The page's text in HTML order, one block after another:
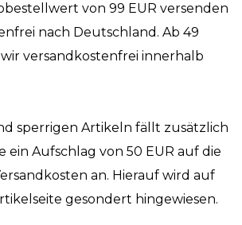
von 99 EUR versenden
nach Deutschland. Ab 49
versandkostenfrei innerhalb
sperrigen Artikeln fällt zusätzlich
ein Aufschlag von 50 EUR auf die
an. Hierauf wird auf
gesondert hingewiesen.